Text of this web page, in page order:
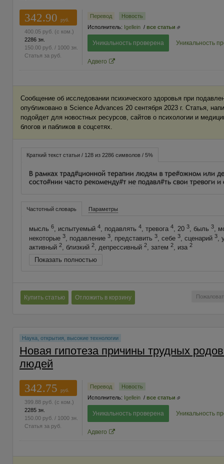
342.90
руб.
400.05 руб. (с ком.)
2286 зн.
150.00 руб. / 1000 зн.
Статья за руб.
Перевод
Новость
Исполнитель: Igellein / все статьи
Уникальность проверена Уникальность
Адвего
Сообщение об исследовании психического здоровья при
опубликовано в Science Advances 20 сентября 2023 г. Статья,
подойдет для новостных ресурсов, сайтов о психологии и
блогов и пабликов в соцсетях.
Краткий текст статьи / 128 из 2286 символов / 5%
Частотный словарь Параметры
мысль 6, испытуемый 4, подавлять 4, тревога 4, 20 3, быль 3,
некоторые 3, подавление 3, представить 3, себе 3, сценарий 3,
активный 2, близкий 2, депрессивный 2, затем 2, иза 2
Показать полностью
Купить статью Отложить в корзину
Наука, открытия, высокие технологии
Новая гипотеза причины трудных
людей
342.75
руб.
399.88 руб. (с ком.)
2285 зн.
150.00 руб. / 1000 зн.
Статья за руб.
Перевод
Новость
Исполнитель: Igellein / все статьи
Уникальность проверена Уникальность
Адвего